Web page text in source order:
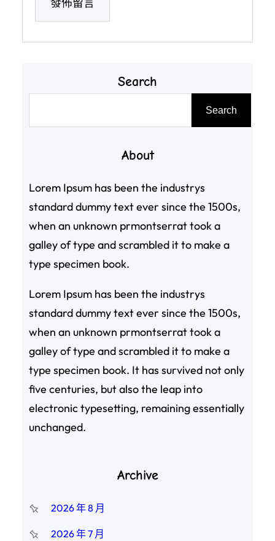
Search
Search
About
Lorem Ipsum has been the industrys
standard dummy text ever since the 1500s,
when an unknown prmontserrat took a
galley of type and scrambled it to make a
type specimen book.
Lorem Ipsum has been the industrys
standard dummy text ever since the 1500s,
when an unknown prmontserrat took a
galley of type and scrambled it to make a
type specimen book. It has survived not only
five centuries, but also the leap into
electronic typesetting, remaining essentially
unchanged.
Archive
2026 年 8 月
2026 年 7 月